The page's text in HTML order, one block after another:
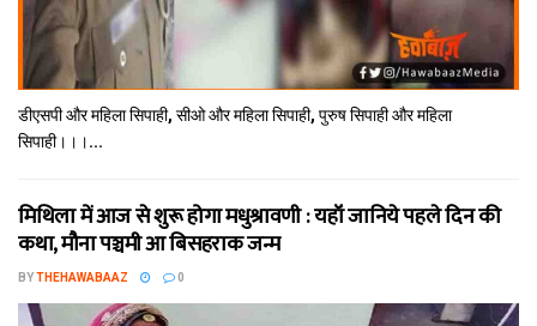
डीएसपी और महिला सिपाही, सीओ और महिला सिपाही, पुरुष सिपाही और महिला
सिपाही।।।...
मिथि‍ला में आज से शुरू होगा मधुश्रावणी : यहॉं जानिये पहले दिन की
कथा, मौना पञ्चमी आ बिसहराक जन्म
BYTHEHAWABAAZ 0